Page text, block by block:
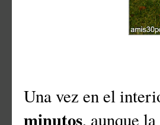
Una vez en el
minutos, aunque